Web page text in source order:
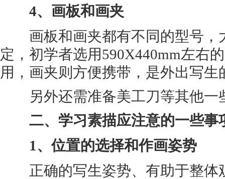
4、画板和画夹
画板和画夹都有不同的型号，
定，初学者选用590X440mm左右
用，画夹则方便携带，是外出写生
另外还需准备美工刀等其他一
二、学习素描应注意的一些事
1、位置的选择和作画姿势
正确的写生姿势、有助于整体